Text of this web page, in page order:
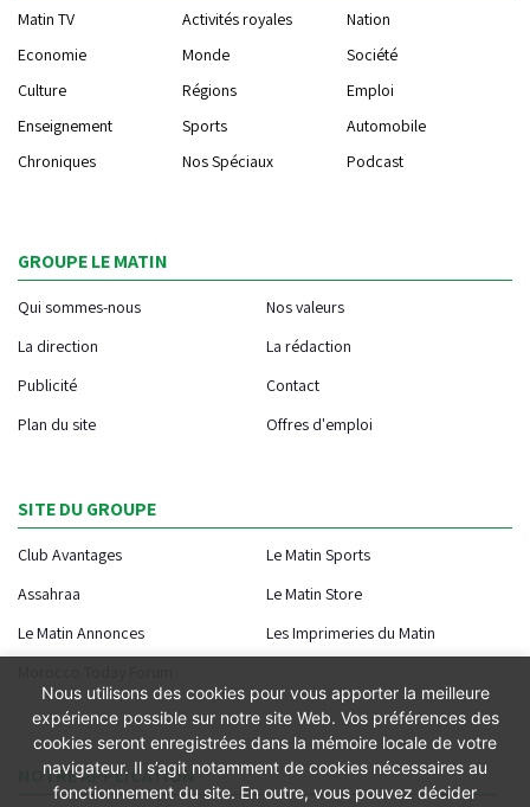
Matin TV Activités royales
Nation
Economie
Monde
Société
Culture
Régions
Emploi
Enseignement
Sports
Automobile
Chroniques
Nos Spéciaux Podcast
GROUPE LE MATIN
Qui sommes-nous
Nos valeurs
La direction
La rédaction
Publicité
Contact
Plan du site
Offres d'emploi
SITE DU GROUPE
Club Avantages
Le Matin Sports
Assahraa
Le Matin Store
Le Matin Annonces
Les Imprimeries du Matin
NOTRE APPLICATION
Nous utilisons des cookies pour vous apporter la meilleure
expérience possible sur notre site Web. Vos préférences des
cookies seront enregistrées dans la mémoire locale de votre
navigateur. Il s’agit notamment de cookies nécessaires au
fonctionnement du site. En outre, vous pouvez décider